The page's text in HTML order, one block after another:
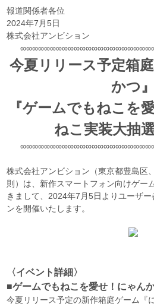
報道関係者各位
2024年7月5日
株式会社アンビション
今夏リリース予定箱
かつ』
『ゲームでもねこを
ねこ実装大抽
株式会社アンビション（東京都豊島区
則）は、新作スマートフォン向けゲー
きまして、2024年7月5日よりユーザ
ンを開催いたします。
〈イベント詳細〉
■ゲームでもねこを愛せ！にゃん
今夏リリース予定の新作箱庭ゲーム『